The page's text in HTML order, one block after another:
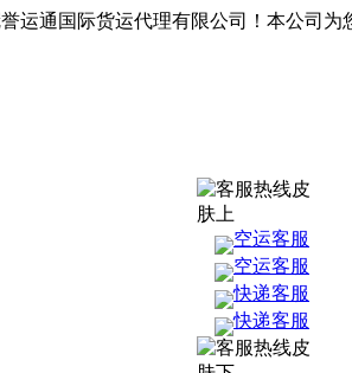
运通国际货运代理有限公司！本公司
空运客服
空运客服
快递客服
快递客服